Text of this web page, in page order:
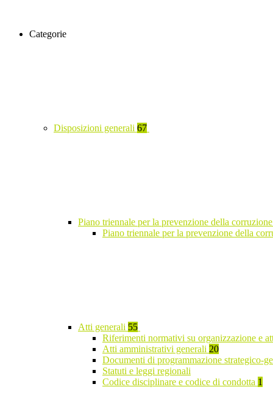
Categorie
Disposizioni generali 67
Piano triennale per la prevenzione della
Piano triennale per la prevenzione della
Atti generali 55
Riferimenti normativi su organizzazione e
Atti amministrativi generali 20
Documenti di programmazione strategico-
Statuti e leggi regionali
Codice disciplinare e codice di condotta 1